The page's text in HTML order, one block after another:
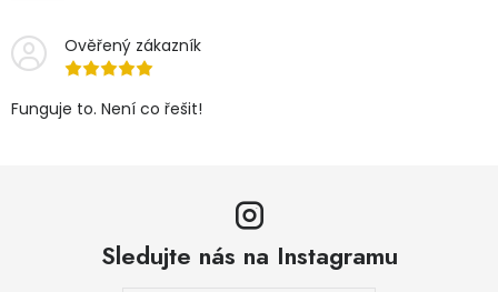
Ověřený zákazník
Funguje to. Není co řešit!
Sledujte nás na Instagramu